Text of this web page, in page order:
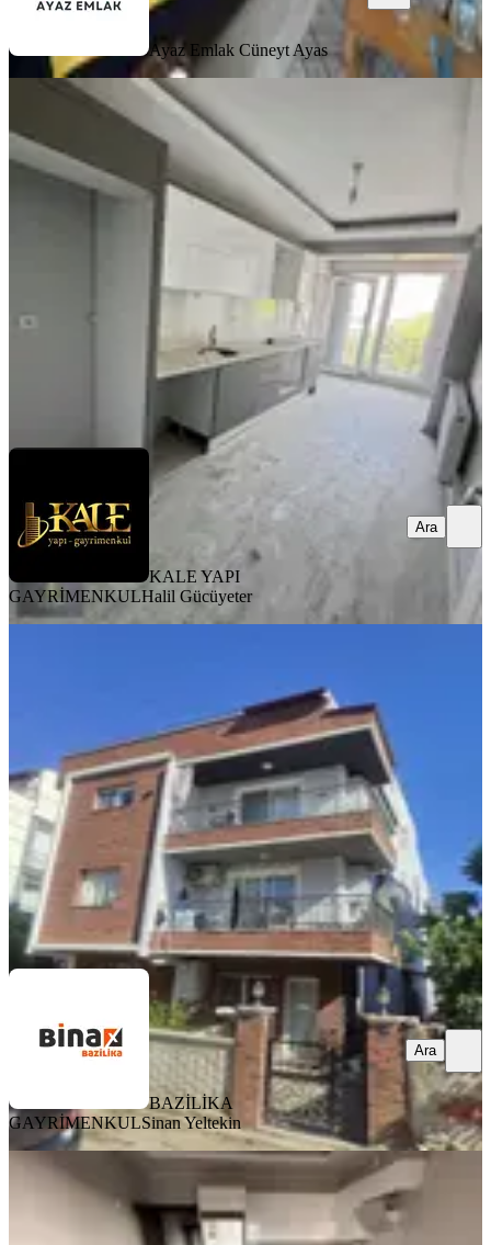
Ayaz Emlak Cüneyt Ayas
Kale Gayrimenkulden
Gaziosmanpaşa Mah Satılık 2+1
Daire
Bergama, Gaziosmanpaşa Mahallesi
4. Kat·06.08.2026
KALE YAPI GAYRİMENKUL Halil Gücüyeter
KALE YAPI
GAYRİMENKULHalil Gücüyeter
Ara
Yüksek Kira Getirili Dublex
Bergama, Fatih Mahallesi
6+1·138 m²·2. Kat
7.500.000 ₺
BAZİLİKA GAYRİMENKULSinan Yeltekin
Ara
BAZİLİKA
GAYRİMENKULSinan Yeltekin
Ara
Atatürk Mahallesinde Lüks 1+1
Satılık Daire Fırsat!!!